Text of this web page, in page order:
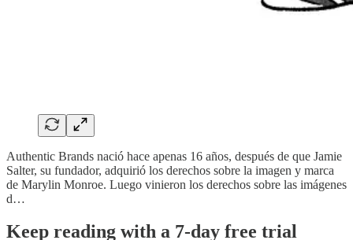
Authentic Brands nació hace apenas 16 años, después de que Jamie
Salter, su fundador, adquirió los derechos sobre la imagen y marca
de Marylin Monroe. Luego vinieron los derechos sobre las imágenes
d…
Keep reading with a 7-day free trial